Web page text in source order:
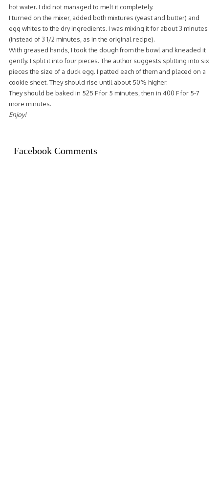
hot water. I did not managed to melt it completely.
I turned on the mixer, added both mixtures (yeast and butter) and
egg whites to the dry ingredients. I was mixing it for about 3 minutes
(instead of 3 1/2 minutes, as in the original recipe).
With greased hands, I took the dough from the bowl and kneaded it
gently. I split it into four pieces. The author suggests splitting into six
pieces the size of a duck egg. I patted each of them and placed on a
cookie sheet. They should rise until about 50% higher.
They should be baked in 525 F for 5 minutes, then in 400 F for 5-7
more minutes.
Enjoy!
Facebook Comments